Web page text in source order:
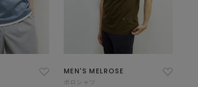
MEN'S MELROSE
ポロシャツ